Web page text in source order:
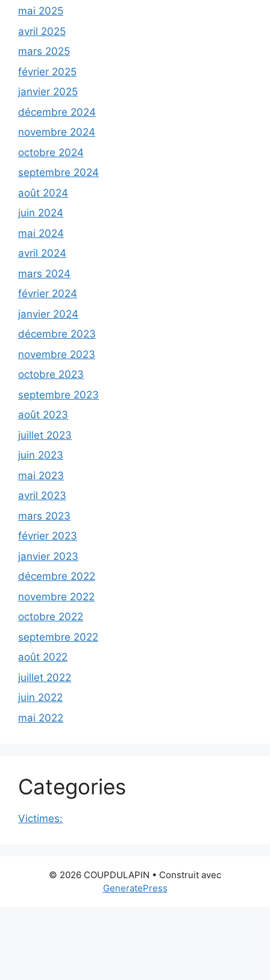
mai 2025
avril 2025
mars 2025
février 2025
janvier 2025
décembre 2024
novembre 2024
octobre 2024
septembre 2024
août 2024
juin 2024
mai 2024
avril 2024
mars 2024
février 2024
janvier 2024
décembre 2023
novembre 2023
octobre 2023
septembre 2023
août 2023
juillet 2023
juin 2023
mai 2023
avril 2023
mars 2023
février 2023
janvier 2023
décembre 2022
novembre 2022
octobre 2022
septembre 2022
août 2022
juillet 2022
juin 2022
mai 2022
Categories
Victimes:
© 2026 COUPDULAPIN • Construit avec
GeneratePress